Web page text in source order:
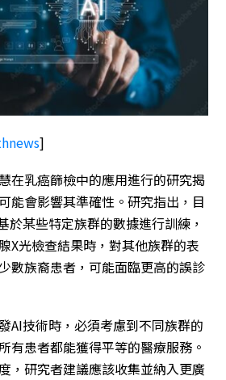
]
在乳癌篩檢中的應用進行的研究揭
能會影響其準確性。研究指出，目
於某些特定族群的數據進行訓練，
X光檢查結果時，對其他族群的表
數族裔患者，可能面臨更高的誤診
AI技術時，必須考慮到不同族群的
有患者都能獲得平等的醫療服務。
，研究者建議應該收集並納入更廣